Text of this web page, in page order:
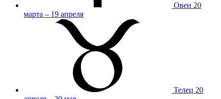
Овен 20
марта – 19 апреля
Телец 20